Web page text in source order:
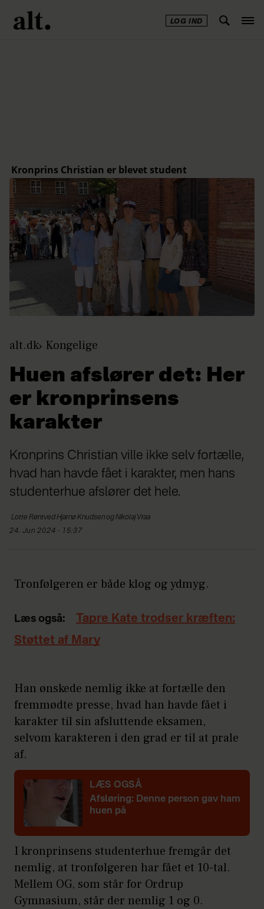
LOG IND
alt.dk Kongelige
Huen afslører det: Her
er kronprinsens
karakter
Kronprins Christian ville ikke selv fortælle,
hvad han havde fået i karakter, men hans
studenterhue afslører det hele.
Lotte Røntved HjarnøKnudsen og Nikolaj Vraa
24. Jun 2024 - 15:37
Tronfølgeren er både klog og ydmyg.
Læs også:
Tapre Kate trodser kræften:
Støttet af Mary
Han ønskede nemlig ikke at fortælle den
fremmødte presse, hvad han havde fået i
karakter til sin afsluttende eksamen,
selvom karakteren i den grad er til at prale
af.
LÆS OGSÅ
Afsløring: Denne person gav ham
huen på
I kronprinsens studenterhue fremgår det
nemlig, at tronfølgeren har fået et 10-tal.
Mellem OG, som står for Ordrup
Gymnasium, står der nemlig 1 og 0.